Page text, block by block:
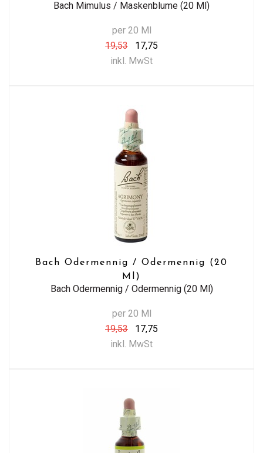
Bach Mimulus / Maskenblume (20 Ml)
per 20 Ml
19,53
17,75
inkl. MwSt
Bach Odermennig / Odermennig (20
Ml)
Bach Odermennig / Odermennig (20 Ml)
per 20 Ml
19,53
17,75
inkl. MwSt